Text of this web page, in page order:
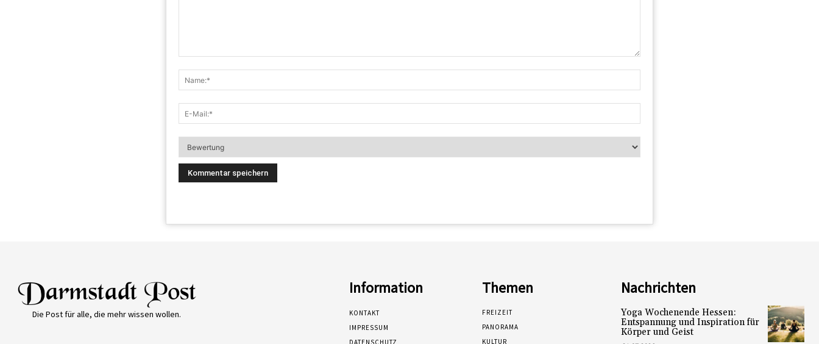
Die Post für alle, die mehr wissen wollen.
Information
KONTAKT
IMPRESSUM
DATENSCHUTZ
Themen
FREIZEIT
PANORAMA
KULTUR
Nachrichten
Yoga Wochenende Hessen:
Entspannung und Inspiration für
Körper und Geist